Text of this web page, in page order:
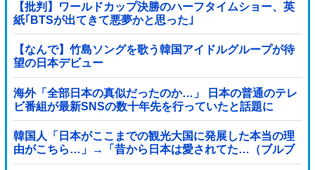
【批判】ワールドカップ決勝のハーフタイムショー、英
紙｢BTSが出てきて悪夢かと思った｣
【なんで】竹島ソングを歌う韓国アイドルグループが待
望の日本デビュー
海外「全部日本の真似だったのか…」 日本の普通のテレ
ビ番組が最新SNSの数十年先を行っていたと話題に
韓国人「日本がここまでの観光大国に発展した本当の理
由がこちら…」→「昔から日本は愛されてた…（ブルブ
ル」＝韓国の反応